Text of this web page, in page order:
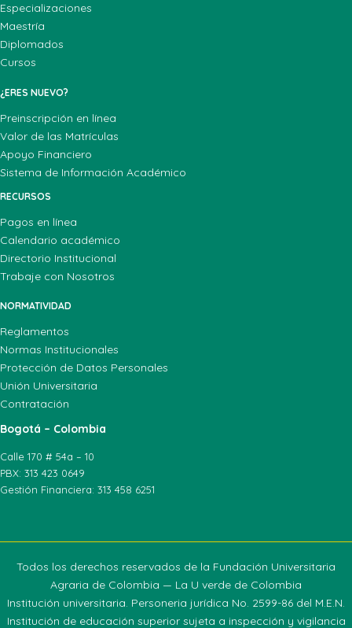
Especializaciones
Maestría
Diplomados
Cursos
¿ERES NUEVO?
Preinscripción en línea
Valor de las Matrículas
Apoyo Financiero
Sistema de Información Académico
RECURSOS
Pagos en línea
Calendario académico
Directorio Institucional
Trabaje con Nosotros
NORMATIVIDAD
Reglamentos
Normas Institucionales
Protección de Datos Personales
Unión Universitaria
Contratación
Bogotá – Colombia
Calle 170 # 54a – 10
PBX: 313 423 0649
Gestión Financiera: 313 458 6251
Todos los derechos reservados de la Fundación Universitaria
Agraria de Colombia — La U verde de Colombia
Institución universitaria. Personeria jurídica No. 2599-86 del M.E.N.
Institución de educación superior sujeta a inspección y vigilancia